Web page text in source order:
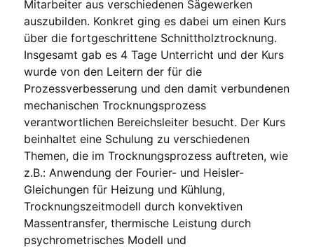
Mitarbeiter aus verschiedenen Sägewerken
auszubilden. Konkret ging es dabei um einen Kurs
über die fortgeschrittene Schnittholztrocknung.
Insgesamt gab es 4 Tage Unterricht und der Kurs
wurde von den Leitern der für die
Prozessverbesserung und den damit verbundenen
mechanischen Trocknungsprozess
verantwortlichen Bereichsleiter besucht. Der Kurs
beinhaltet eine Schulung zu verschiedenen
Themen, die im Trocknungsprozess auftreten, wie
z.B.: Anwendung der Fourier- und Heisler-
Gleichungen für Heizung und Kühlung,
Trocknungszeitmodell durch konvektiven
Massentransfer, thermische Leistung durch
psychrometrisches Modell und